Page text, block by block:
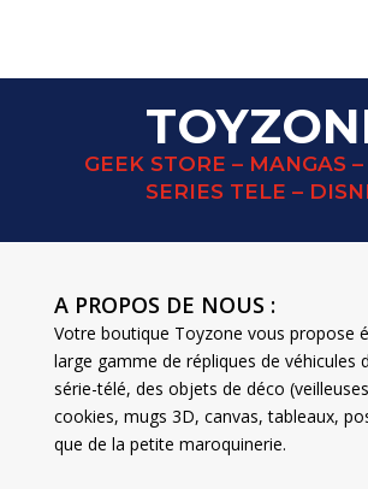
GEEK STORE – MANGAS
SERIES TELE –
A PROPOS DE NOUS :
Votre boutique Toyzone vous propose
large gamme de répliques de véhicules
série-télé, des objets de déco
cookies, mugs 3D, canvas, tableaux,
que de la petite maroquinerie.